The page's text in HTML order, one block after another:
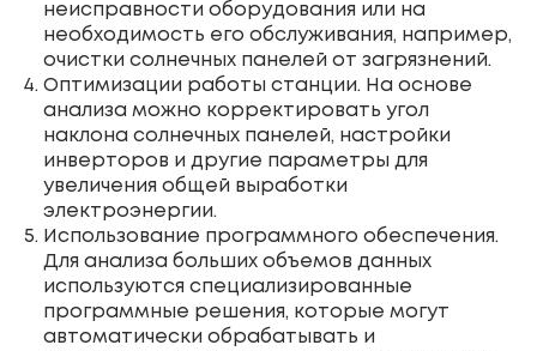
неисправности оборудования или на
необходимость его обслуживания, например,
очистки солнечных панелей от загрязнений.
Оптимизации работы станции. На основе
анализа можно корректировать угол
наклона солнечных панелей, настройки
инверторов и другие параметры для
увеличения общей выработки
электроэнергии.
Использование программного обеспечения.
Для анализа больших объемов данных
используются специализированные
программные решения, которые могут
автоматически обрабатывать и